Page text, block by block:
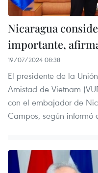
Nicaragua
importante,
19/07/2024 08:38
El presidente de la
Amistad de Vietnam
con el embajador de
Campos, según informó